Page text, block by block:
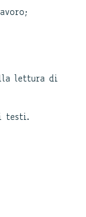
lettura di
testi.